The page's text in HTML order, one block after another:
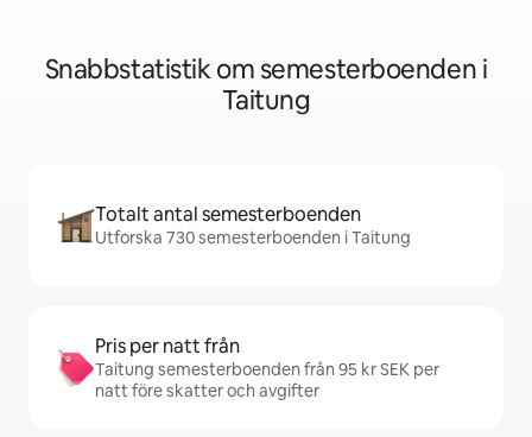
Snabbstatistik om semesterboenden i
Taitung
Totalt antal semesterboenden
Utforska 730 semesterboenden i Taitung
Pris per natt från
Taitung semesterboenden från 95 kr SEK per
natt före skatter och avgifter